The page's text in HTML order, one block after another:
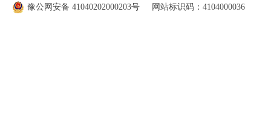
豫公网安备 41040202000203号 网站标识码：4104000036